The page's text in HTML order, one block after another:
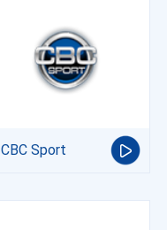
CBC Sport